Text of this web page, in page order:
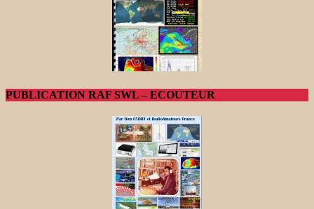
PUBLICATION RAF SWL – ECOUTEUR